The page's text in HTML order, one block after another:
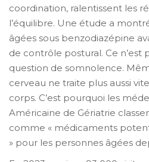
coordination, ralentissent les
l’équilibre. Une étude a
âgées sous benzodiazépine
de contrôle postural. Ce n’est
question de somnolence.
cerveau ne traite plus aussi
corps. C’est pourquoi les
Américaine de Gériatrie
comme « médicaments
» pour les personnes âgées